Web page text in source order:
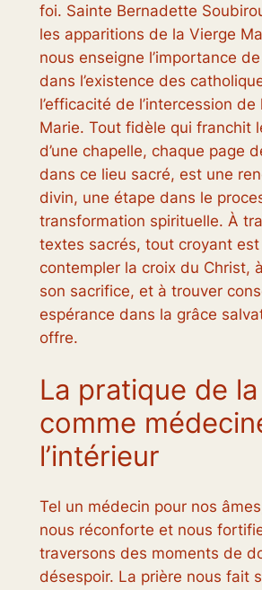
foi. Sainte Bernadette
les apparitions de la Vierge
nous enseigne l’importance
dans l’existence des
l’efficacité de l’intercession de
Marie. Tout fidèle qui franchit
d’une chapelle, chaque page
dans ce lieu sacré, est une
divin, une étape dans le
transformation spirituelle. À
textes sacrés, tout croyant
contempler la croix du Christ,
son sacrifice, et à trouver
espérance dans la grâce
offre.
La pratique de
comme
l’intérieur
Tel un médecin pour nos
nous réconforte et nous
traversons des moments de
désespoir. La prière nous fait